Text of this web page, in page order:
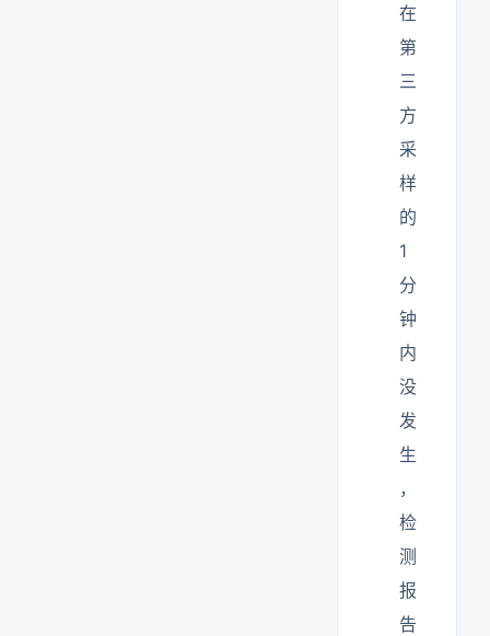
在
第
三
方
采
样
的
1
分
钟
内
没
发
生
，
检
测
报
告